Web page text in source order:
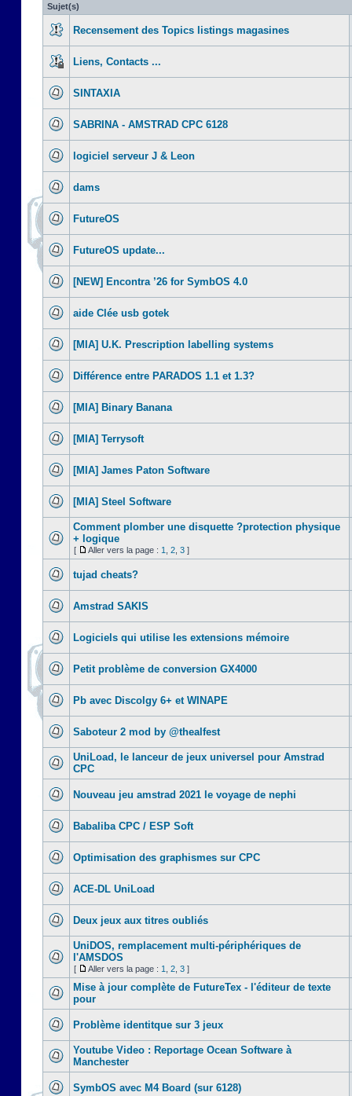
Sujet(s)
Recensement des Topics listings magasines
Liens, Contacts ...
SINTAXIA
SABRINA - AMSTRAD CPC 6128
logiciel serveur J & Leon
dams
FutureOS
FutureOS update...
[NEW] Encontra ’26 for SymbOS 4.0
aide Clée usb gotek
[MIA] U.K. Prescription labelling systems
Différence entre PARADOS 1.1 et 1.3?
[MIA] Binary Banana
[MIA] Terrysoft
[MIA] James Paton Software
[MIA] Steel Software
Comment plomber une disquette ?protection physique
+ logique
[ Aller vers la page : 1 2 3 ]
tujad cheats?
Amstrad SAKIS
Logiciels qui utilise les extensions mémoire
Petit problème de conversion GX4000
Pb avec Discolgy 6+ et WINAPE
Saboteur 2 mod by @thealfest
UniLoad, le lanceur de jeux universel pour Amstrad
CPC
Nouveau jeu amstrad 2021 le voyage de nephi
Babaliba CPC / ESP Soft
Optimisation des graphismes sur CPC
ACE-DL UniLoad
Deux jeux aux titres oubliés
UniDOS, remplacement multi-périphériques de
l'AMSDOS
[ Aller vers la page : 1 2 3 ]
Mise à jour complète de FutureTex - l'éditeur de texte
pour
Problème identitque sur 3 jeux
Youtube Video : Reportage Ocean Software à
Manchester
SymbOS avec M4 Board (sur 6128)